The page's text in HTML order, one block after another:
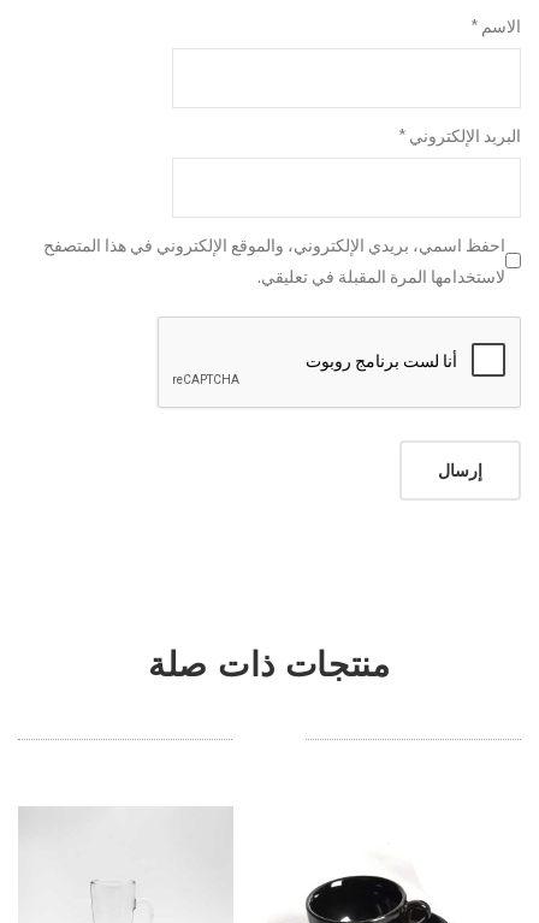
الاسم *
البريد الإلكتروني *
احفظ اسمي، بريدي الإلكتروني، والموقع الإلكتروني في هذا المتصفح
لاستخدامها المرة المقبلة في تعليقي.
منتجات ذات صلة